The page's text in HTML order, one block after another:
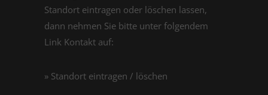
Standort eintragen oder löschen lassen,
dann nehmen Sie bitte unter folgendem
Link Kontakt auf:
» Standort eintragen / löschen